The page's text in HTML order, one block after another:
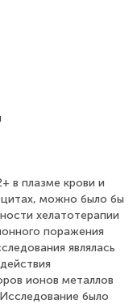
в плазме крови и
можно было бы
хелатотерапии
поражения
являлась
ионов металлов
было